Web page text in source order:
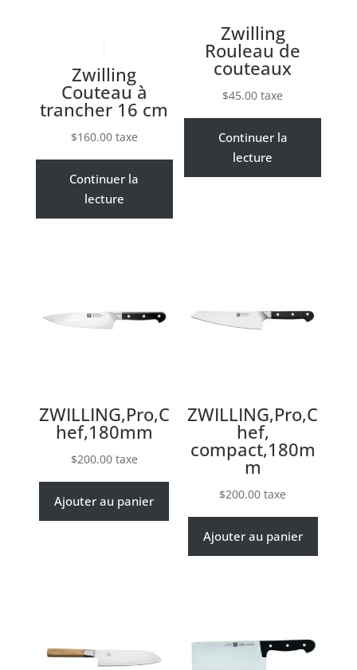
Zwilling
Couteau à
trancher 16 cm
$160.00 taxe
Continuer la
lecture
Zwilling
Rouleau de
couteaux
$45.00 taxe
Continuer la
lecture
ZWILLING,Pro,C
hef,180mm
$200.00 taxe
Ajouter au panier
ZWILLING,Pro,C
hef,
compact,180m
m
$200.00 taxe
Ajouter au panier